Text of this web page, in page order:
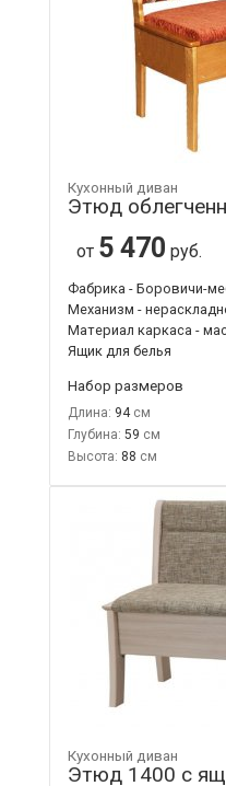
Кухонный диван
Этюд
от 5 470 руб.
Фабрика - Боровичи-
Механизм -
Материал каркаса -
Ящик для белья
Набор размеров
Длина: 94
Глубина: 59
Высота: 88
Кухонный диван
Этюд 1400 с